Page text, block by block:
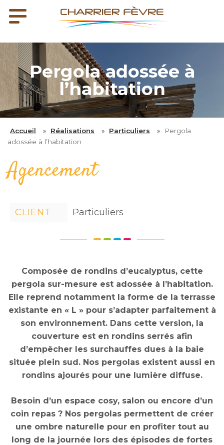
Pergola adossée à
l’habitation
Accueil » Réalisations » Particuliers »
Pergola
adossée à l’habitation
Agencement
CLIENT Particuliers
Composée de rondins d’eucalyptus, cette
pergola sur-mesure est adossée à l’habitation.
Elle reprend notamment la forme de la terrasse
existante en « L » pour s’adapter parfaitement à
son environnement. Dans cette version, la
couverture est en rondins serrés afin
d’empêcher les surchauffes dues à la baie
située plein sud. Nos pergolas existent aussi en
rondins ajourés pour une lumière diffuse.
Besoin d’un espace cosy, salon ou encore d’un
coin repas ? Nos pergolas permettent de créer
une ombre naturelle pour en profiter tout au
long de la journée lors des épisodes de fortes